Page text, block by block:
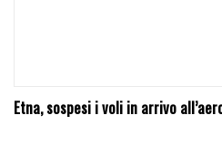
Etna, sospesi i voli in arrivo